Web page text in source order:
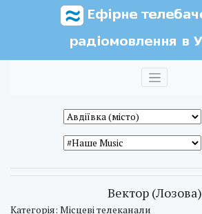
Вектор (Лозова)
Категорія: Місцеві телеканали